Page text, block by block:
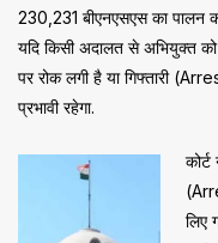
230,231 बीएनएसएस का पालन
यदि किसी अदालत से अभियुक्त को
पर रोक लगी है या गिफ्तारी
प्रभावी रहेगा.
लिए